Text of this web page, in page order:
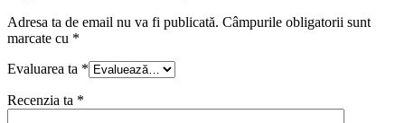
Adresa ta de email nu va fi publicată. Câmpurile obligatorii sunt
marcate cu *
Evaluarea ta *
Recenzia ta *